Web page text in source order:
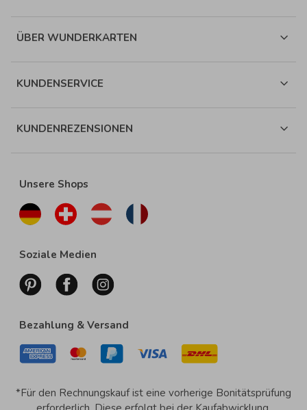
ÜBER WUNDERKARTEN
KUNDENSERVICE
KUNDENREZENSIONEN
Unsere Shops
Soziale Medien
Bezahlung & Versand
*Für den Rechnungskauf ist eine vorherige Bonitätsprüfung